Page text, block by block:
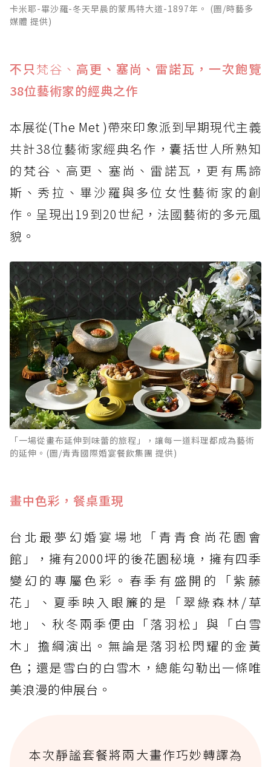
卡米耶-畢沙羅-冬天早晨的蒙馬特大道-1897年。 (圖/時藝多
媒體 提供)
不只 梵谷、 高更、塞尚、雷諾瓦，一次飽覽
38位藝術家的經典之作
本展從(The Met )帶來印象派到早期現代主義
共計38位藝術家經典名作，囊括世人所熟知
的梵谷、高更、塞尚、雷諾瓦，更有馬諦
斯、秀拉、畢沙羅與多位女性藝術家的創
作。呈現出19到20世紀，法國藝術的多元風
貌。
「一場從畫布延伸到味蕾的旅程」，讓每一道料理都成為藝術
的延伸。(圖/青青國際婚宴餐飲集團 提供)
畫中色彩，餐桌重現
台北最夢幻婚宴場地「青青食尚花園會
館」，擁有2000坪的後花園秘境，擁有四季
變幻的專屬色彩。春季有盛開的「紫藤
花」、夏季映入眼簾的是「翠綠森林/草
地」、秋冬兩季便由「落羽松」與「白雪
木」擔綱演出。無論是落羽松閃耀的金黃
色；還是雪白的白雪木，總能勾勒出一條唯
美浪漫的伸展台。
本次靜謐套餐將兩大畫作巧妙轉譯為